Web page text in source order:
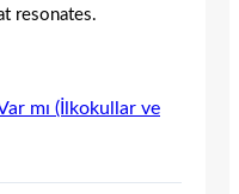
resonates.
mı (İlkokullar ve